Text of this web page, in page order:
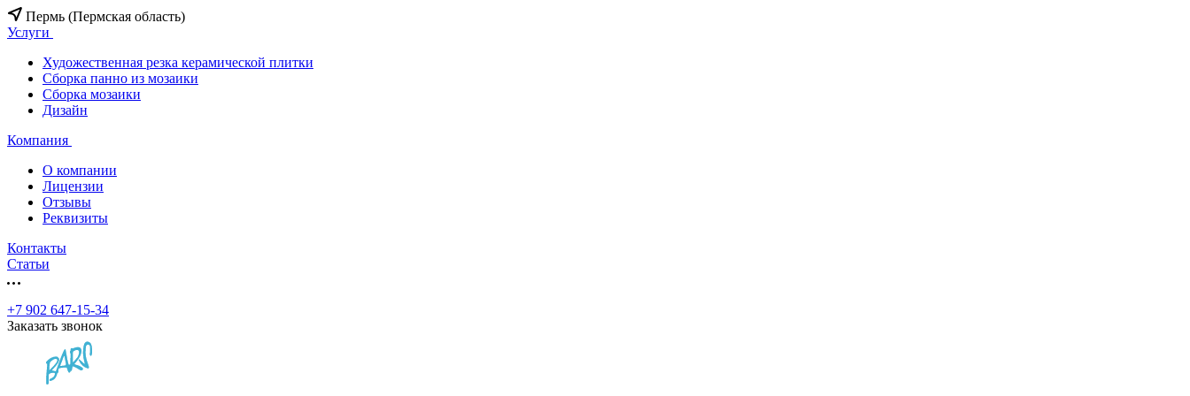
Пермь (Пермская область)
Услуги
Художественная резка керамической плитки
Сборка панно из мозаики
Сборка мозаики
Дизайн
Компания
О компании
Лицензии
Отзывы
Реквизиты
Контакты
Статьи
+7 902 647-15-34
Заказать звонок